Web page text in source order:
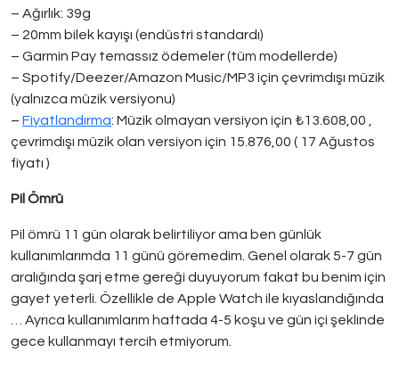
– Ağırlık: 39g
– 20mm bilek kayışı (endüstri standardı)
– Garmin Pay temassız ödemeler (tüm modellerde)
– Spotify/Deezer/Amazon Music/MP3 için çevrimdışı müzik
(yalnızca müzik versiyonu)
– Fiyatlandırma: Müzik olmayan versiyon için ₺13.608,00 ,
çevrimdışı müzik olan versiyon için 15.876,00 ( 17 Ağustos
fiyatı )
Pil Ömrü
Pil ömrü 11 gün olarak belirtiliyor ama ben günlük
kullanımlarımda 11 günü göremedim. Genel olarak 5-7 gün
aralığında şarj etme gereği duyuyorum fakat bu benim için
gayet yeterli. Özellikle de Apple Watch ile kıyaslandığında
… Ayrıca kullanımlarım haftada 4-5 koşu ve gün içi şeklinde
gece kullanmayı tercih etmiyorum.